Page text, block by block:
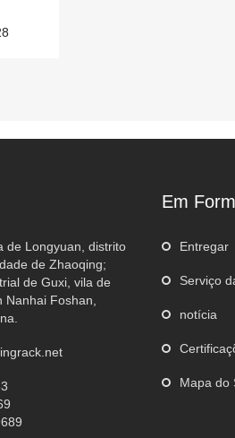
de Longyuan, distrito
de Zhaoqing;
de Guxi, vila de
Nanhai Foshan,
Em
Entregar
Serviço
notícia
Mapa do